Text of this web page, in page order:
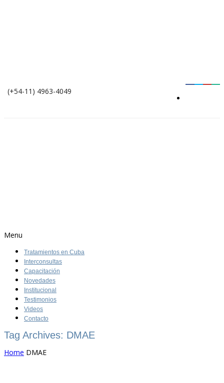
(+54-11) 4963-4049
Menu
Tratamientos en Cuba
Interconsultas
Capacitación
Novedades
Institucional
Testimonios
Videos
Contacto
Tag Archives: DMAE
Home DMAE